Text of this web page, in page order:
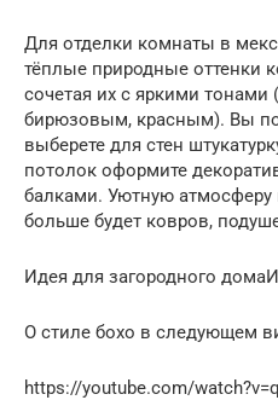
Для отделки комнаты в
тёплые природные оттенки
сочетая их с яркими
бирюзовым, красным). Вы
выберете для стен
потолок оформите
балками. Уютную атмосферу
больше будет ковров,
Идея для загородного
О стиле бохо в следующем
https://youtube.com/